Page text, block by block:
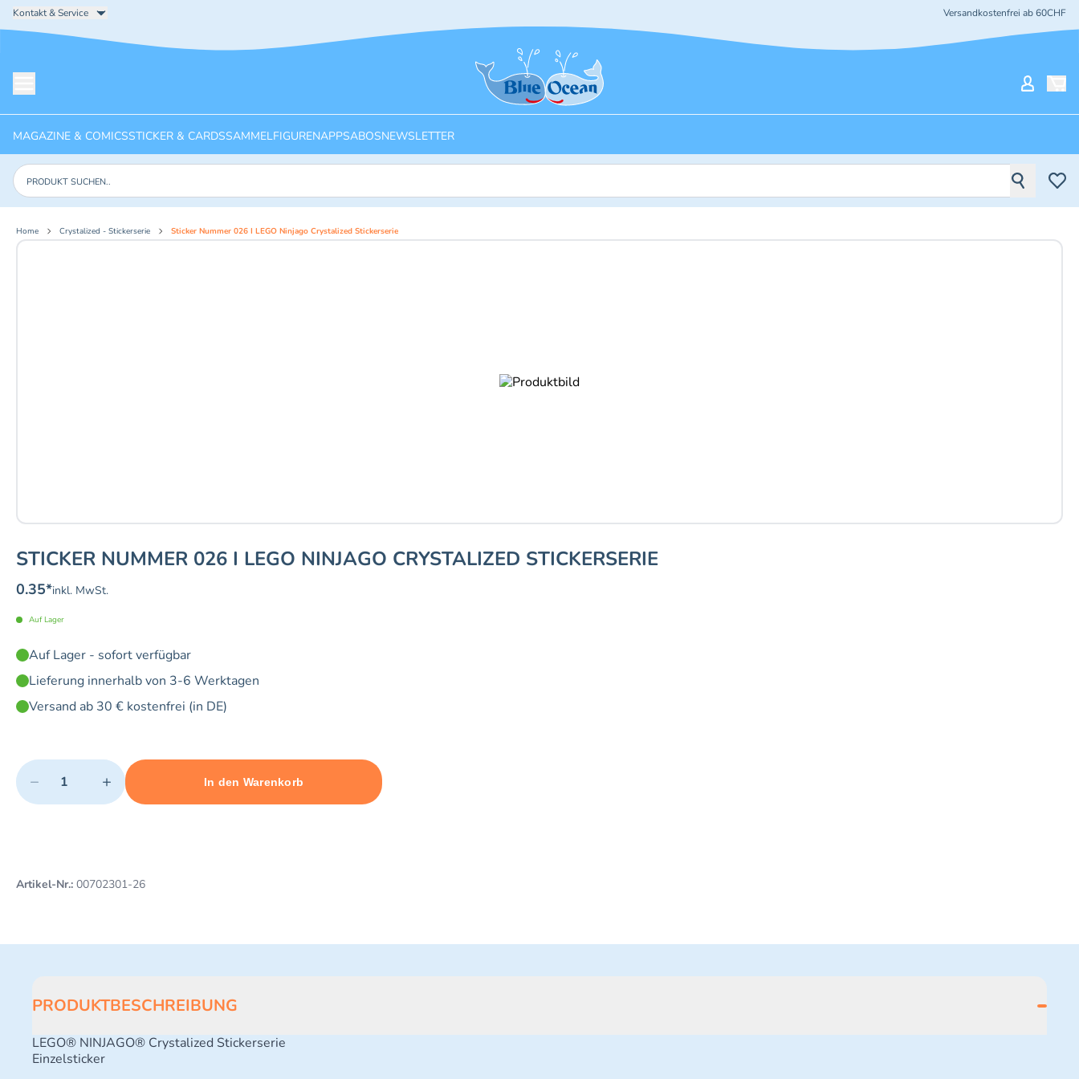
Kontakt & Service Versandkostenfrei ab 60CHF
Startseite
MAGAZINE & COMICSSTICKER & CARDSSAMMELFIGURENAPPSABOSNEWSLETTER
Produkte suchen
Home Crystalized - Stickerserie Sticker Nummer 026 I LEGO Ninjago Crystalized Stickerserie
STICKER NUMMER 026 I LEGO NINJAGO CRYSTALIZED STICKERSERIE
0.35*inkl. MwSt.
Auf Lager
Auf Lager - sofort verfügbar
Lieferung innerhalb von 3-6 Werktagen
Versand ab 30 € kostenfrei (in DE)
Quantity
− +
Minimum quantity: 1 Maximum quantity: 3
In den Warenkorb
Add 1 item to cart
Artikel-Nr.: 00702301-26
PRODUKTBESCHREIBUNG
LEGO® NINJAGO® Crystalized Stickerserie
Einzelsticker